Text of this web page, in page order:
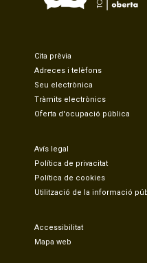
Cita prèvia
Adreces i telèfons
Seu electrònica
Tràmits electrònics
Oferta d'ocupació pública
Avís legal
Política de privacitat
Política de cookies
Utilització de la informació
Accessibilitat
Mapa web